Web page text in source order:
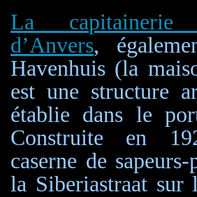
La
d’Anvers,
Havenhuis (la
est une structure
établie dans le
Construite en
caserne de
la Siberiastraat sur